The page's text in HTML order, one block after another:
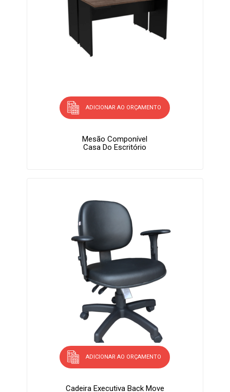
ADICIONAR AO ORÇAMENTO
Mesão Componível
Casa Do Escritório
ADICIONAR AO ORÇAMENTO
Cadeira Executiva Back Move